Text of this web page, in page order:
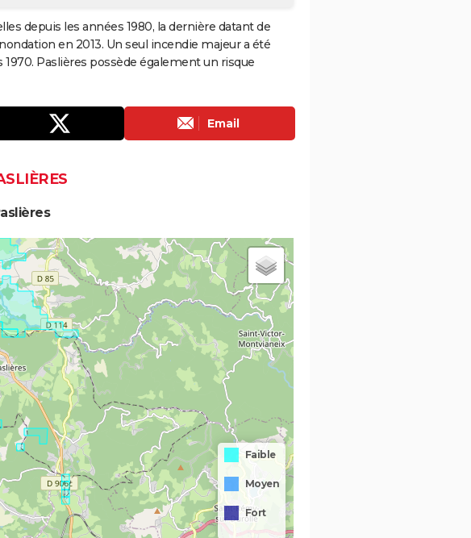
depuis les années 1980, la dernière datant de
en 2013. Un seul incendie majeur a été
Paslières possède également un risque
Email
Faible
Moyen
Fort